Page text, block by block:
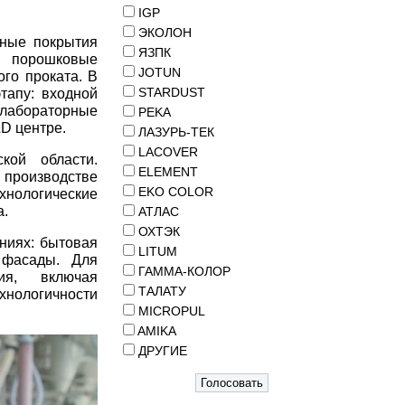
покрытия
порошковые
проката. В
входной
центре.
области.
бытовая
фасады. Для
включая
IGP
ЭКОЛОН
ЯЗПК
JOTUN
STARDUST
PEKA
ЛАЗУРЬ-ТЕК
LACOVER
ELEMENT
EKO COLOR
АТЛАС
ОХТЭК
LITUM
ГАММА-КОЛОР
ТАЛАТУ
MICROPUL
AMIKA
ДРУГИЕ